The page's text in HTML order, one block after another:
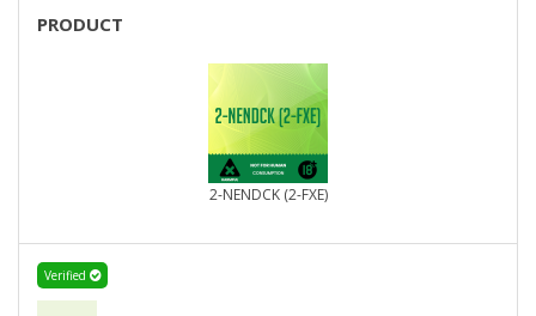
PRODUCT
2-NENDCK (2-FXE)
Verified